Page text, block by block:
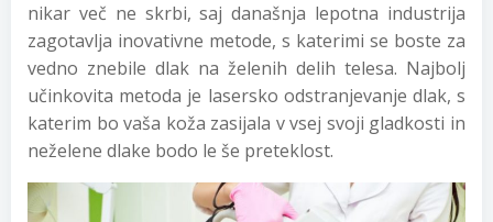
nikar več ne skrbi, saj današnja lepotna industrija
zagotavlja inovativne metode, s katerimi se boste za
vedno znebile dlak na želenih delih telesa. Najbolj
učinkovita metoda je lasersko odstranjevanje dlak, s
katerim bo vaša koža zasijala v vsej svoji gladkosti in
neželene dlake bodo le še preteklost.